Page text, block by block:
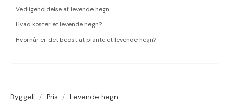
Byggeli / Pris / Levende hegn
Vedligeholdelse af levende hegn
Hvad koster et levende hegn?
Hvornår er det bedst at plante et levende hegn?